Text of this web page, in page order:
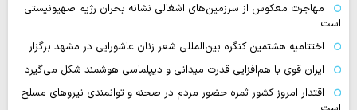
مهاجرت معکوس از سرزمین‌های اشغالی نشانه بحران رژیم صهیونیستی
است
اختتامیه هشتمین کنگره بین‌المللی شعر زنان عاشورایی در مشهد برگزار…
ایران قوی با هم‌افزایی قدرت میدانی و دیپلماسی هوشمند شکل می‌گیرد
اقتدار امروز کشور ثمره حضور مردم در صحنه و توانمندی نیروهای مسلح